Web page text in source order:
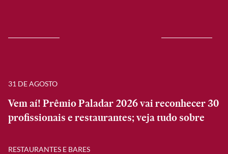
31 DE AGOSTO
Vem aí! Prêmio Paladar 2026 vai reconhecer 30
profissionais e restaurantes; veja tudo sobre
RESTAURANTES E BARES